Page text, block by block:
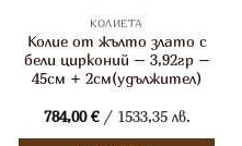
КОЛИЕТА
Колие от жълто злато с
бели цирконий – 3,92гр –
45см + 2см(удължител)
784,00€/ 1533,35 лв.